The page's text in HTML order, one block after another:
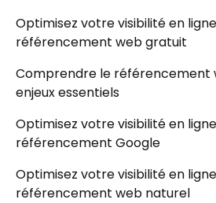
Optimisez votre visibilité en
référencement web gratuit
Comprendre le référencement
enjeux essentiels
Optimisez votre visibilité en
référencement Google
Optimisez votre visibilité en
référencement web naturel